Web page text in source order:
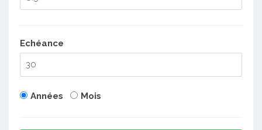
Echéance
Années Mois